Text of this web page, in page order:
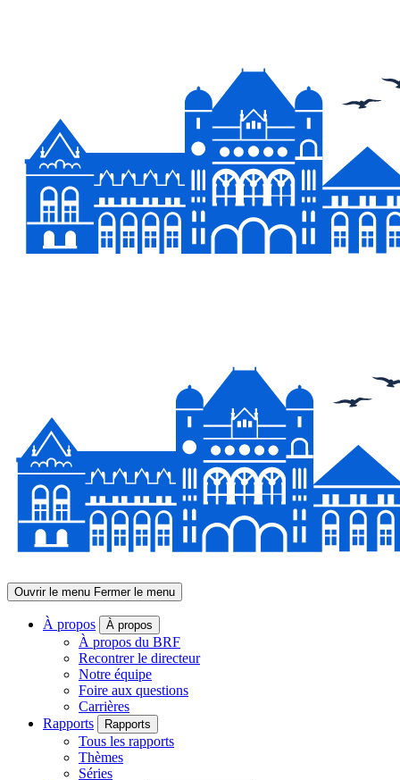
Ouvrir le menu Fermer le menu
À propos À propos
À propos du BRF
Recontrer le directeur
Notre équipe
Foire aux questions
Carrières
Rapports
Rapports
Tous les rapports
Thèmes
Séries